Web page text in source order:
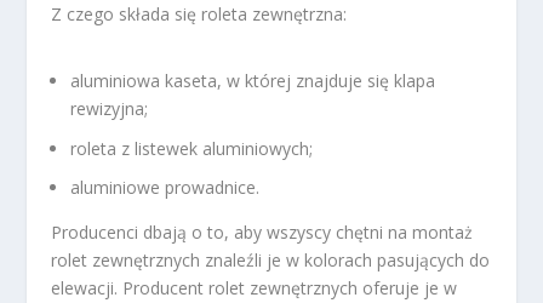
Z czego składa się roleta zewnętrzna:
aluminiowa kaseta, w której znajduje się klapa
rewizyjna;
roleta z listewek aluminiowych;
aluminiowe prowadnice.
Producenci dbają o to, aby wszyscy chętni na montaż
rolet zewnętrznych znaleźli je w kolorach pasujących do
elewacji. Producent rolet zewnętrznych oferuje je w